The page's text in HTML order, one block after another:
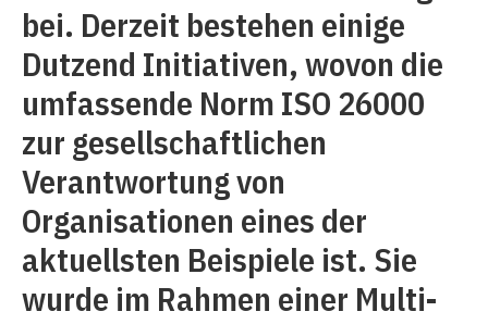
bei. Derzeit bestehen einige
Dutzend Initiativen, wovon die
umfassende Norm ISO 26000
zur gesellschaftlichen
Verantwortung von
Organisationen eines der
aktuellsten Beispiele ist. Sie
wurde im Rahmen einer Multi-